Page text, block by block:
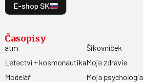
E-shop SK
Časopisy
atm
Letectví + kosmonautika
Modelář
Šikovníček
Moje zdravie
Moja psychológia